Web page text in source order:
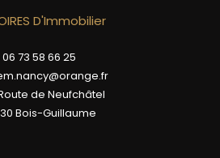
D'Immobilier
06 73 58 66 25
Route de Neufchâtel
Bois-Guillaume